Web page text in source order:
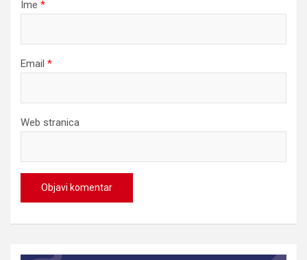
Ime *
Email *
Web stranica